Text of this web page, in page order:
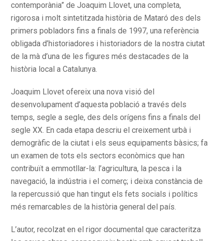
contemporània” de Joaquim Llovet, una completa,
rigorosa i molt sintetitzada història de Mataró des dels
primers pobladors fins a finals de 1997, una referència
obligada d’historiadores i historiadors de la nostra ciutat
de la mà d’una de les figures més destacades de la
història local a Catalunya.
Joaquim Llovet ofereix una nova visió del
desenvolupament d’aquesta població a través dels
temps, segle a segle, des dels orígens fins a finals del
segle XX. En cada etapa descriu el creixement urbà i
demogràfic de la ciutat i els seus equipaments bàsics; fa
un examen de tots els sectors econòmics que han
contribuït a emmotllar-la: l’agricultura, la pesca i la
navegació, la indústria i el comerç; i deixa constància de
la repercussió que han tingut els fets socials i polítics
més remarcables de la història general del país.
L’autor, recolzat en el rigor documental que caracteritza